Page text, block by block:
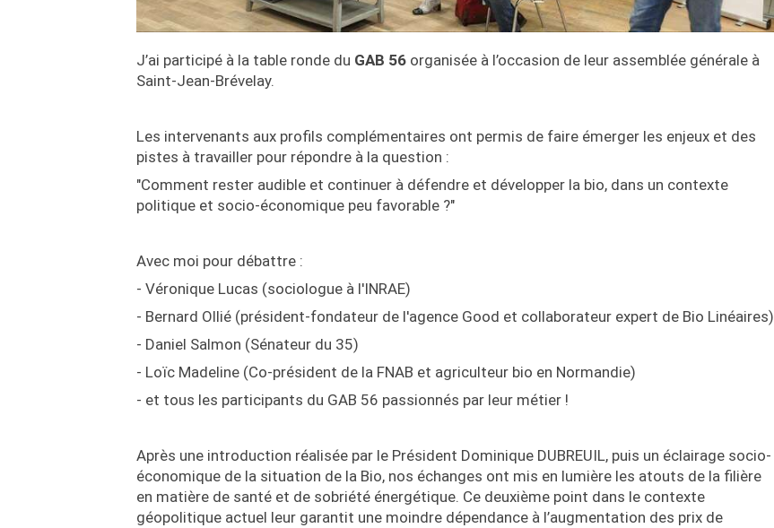
J’ai participé à la table ronde du GAB 56 organisée à l’occasion de leur assemblée générale à
Saint-Jean-Brévelay.
Les intervenants aux profils complémentaires ont permis de faire émerger les enjeux et des
pistes à travailler pour répondre à la question :
"Comment rester audible et continuer à défendre et développer la bio, dans un contexte
politique et socio-économique peu favorable ?"
Avec moi pour débattre :
- Véronique Lucas (sociologue à l'INRAE)
- Bernard Ollié (président-fondateur de l'agence Good et collaborateur expert de Bio Linéaires)
- Daniel Salmon (Sénateur du 35)
- Loïc Madeline (Co-président de la FNAB et agriculteur bio en Normandie)
- et tous les participants du GAB 56 passionnés par leur métier !
Après une introduction réalisée par le Président Dominique DUBREUIL, puis un éclairage socio-
économique de la situation de la Bio, nos échanges ont mis en lumière les atouts de la filière
en matière de santé et de sobriété énergétique. Ce deuxième point dans le contexte
géopolitique actuel leur garantit une moindre dépendance à l’augmentation des prix de